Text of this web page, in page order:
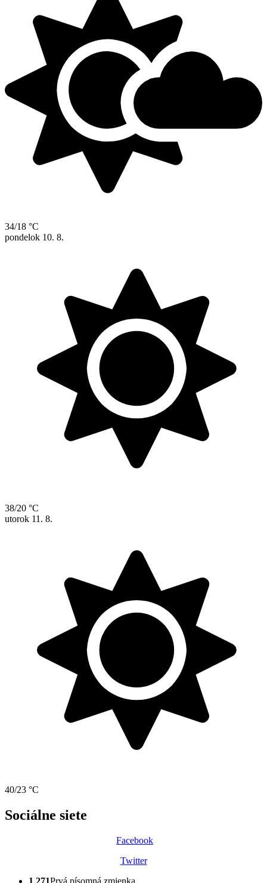
34/18 °C
pondelok 10. 8.
38/20 °C
utorok 11. 8.
40/23 °C
Sociálne siete
Facebook
Twitter